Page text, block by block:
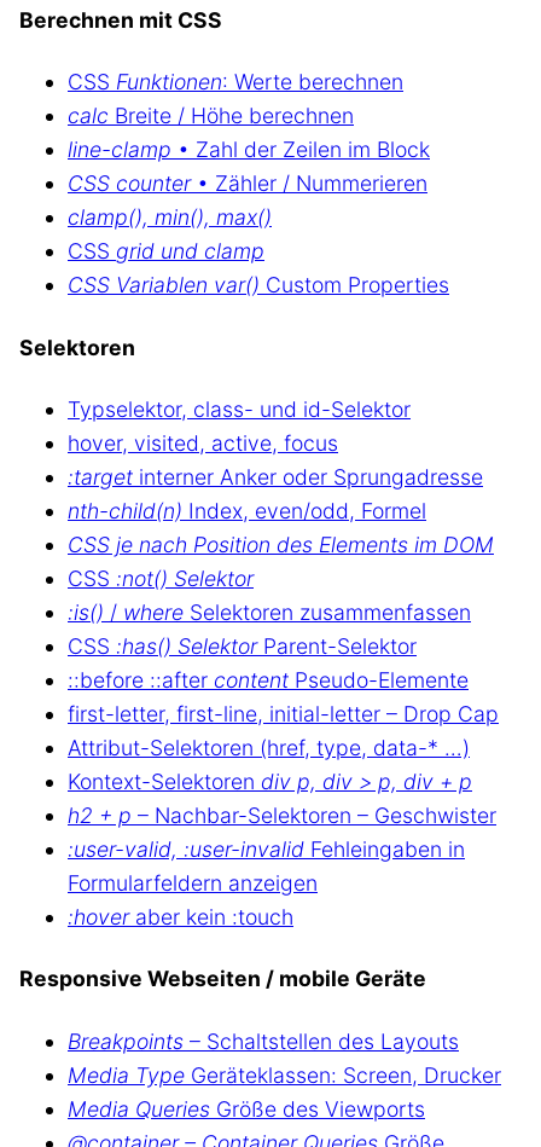
Berechnen mit CSS
CSS Funktionen: Werte berechnen
calc Breite / Höhe berechnen
line-clamp • Zahl der Zeilen im Block
CSS counter• Zähler / Nummerieren
clamp(), min(), max()
CSS grid und clamp
CSS Variablen var() Custom Properties
Selektoren
Typselektor, class- und id-Selektor
hover, visited, active, focus
:target interner Anker oder Sprungadresse
nth-child(n) Index, even/odd, Formel
CSS je nach Position des Elements im DOM
CSS :not() Selektor
:is() / where Selektoren zusammenfassen
CSS :has() SelektorParent-Selektor
::before ::after content Pseudo-Elemente
first-letter, first-line, initial-letter – Drop Cap
Attribut-Selektoren (href, type, data-* …)
Kontext-Selektoren div p, div > p, div + p
h2 + p – Nachbar-Selektoren – Geschwister
:user-valid, :user-invalid Fehleingaben in
Formularfeldern anzeigen
:hoveraber kein :touch
Responsive Webseiten / mobile Geräte
Breakpoints – Schaltstellen des Layouts
Media Type Geräteklassen: Screen, Drucker
Media Queries Größe des Viewports